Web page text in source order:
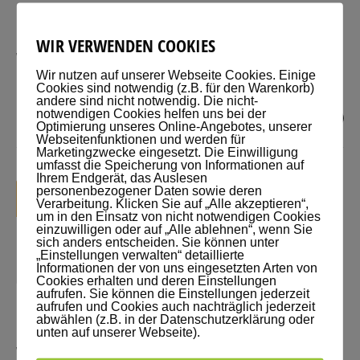
Weil er beim Schlafengehen die Lampe ausgemacht hat, mussten 10
Leute sterben. Gewinner: Franka Eichhorn aus Berlin
JUNI2010
02
KATEGORIEN:
Gelöste Kopfnüsse,
Rätsel
NICHT PERFEKT IST GENIAL
Weil der eine etwas erfunden hatte, was nicht richtig funktionierte und
WIR VERWENDEN COOKIES
Wir nutzen auf unserer Webseite Cookies. Einige
Cookies sind notwendig (z.B. für den Warenkorb)
andere sind nicht notwendig. Die nicht-
notwendigen Cookies helfen uns bei der
Optimierung unseres Online-Angebotes, unserer
Webseitenfunktionen und werden für
Marketingzwecke eingesetzt. Die Einwilligung
umfasst die Speicherung von Informationen auf
Ihrem Endgerät, das Auslesen
personenbezogener Daten sowie deren
Verarbeitung. Klicken Sie auf „Alle akzeptieren“,
um in den Einsatz von nicht notwendigen Cookies
einzuwilligen oder auf „Alle ablehnen“, wenn Sie
sich anders entscheiden. Sie können unter
„Einstellungen verwalten“ detaillierte
Informationen der von uns eingesetzten Arten von
Cookies erhalten und deren Einstellungen
aufrufen. Sie können die Einstellungen jederzeit
aufrufen und Cookies auch nachträglich jederzeit
abwählen (z.B. in der Datenschutzerklärung oder
unten auf unserer Webseite).